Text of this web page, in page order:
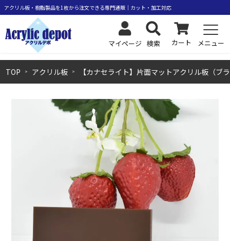
マイページ 検索 カート メニュー
TOP アクリル板 【カナセライト】片面マットアクリル板（ブ